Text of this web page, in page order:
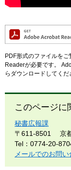
PDF形式のファイルを
Readerが必要です。
らダウンロードしてくだ
このページに
秘書広報課
〒611-8501
京
Tel：0774-20-
メールでのお問